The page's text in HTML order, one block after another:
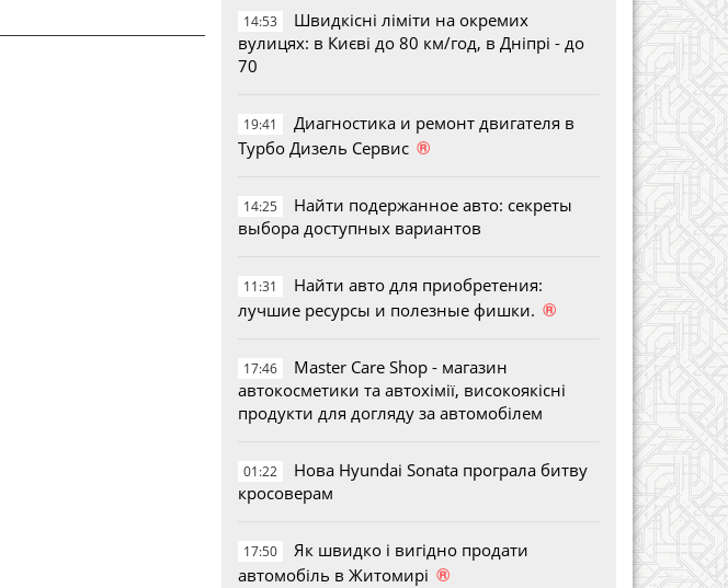
14:53
Швидкісні ліміти на окремих
вулицях: в Києві до 80 км/год, в Дніпрі - до
70
19:41
Диагностика и ремонт двигателя в
Турбо Дизель Сервис ®
14:25
Найти подержанное авто: секреты
выбора доступных вариантов
11:31
Найти авто для приобретения:
лучшие ресурсы и полезные фишки. ®
17:46
Master Care Shop - магазин
автокосметики та автохімії, високоякісні
продукти для догляду за автомобілем
01:22
Нова Hyundai Sonata програла битву
кросоверам
17:50
Як швидко і вигідно продати
автомобіль в Житомирі ®